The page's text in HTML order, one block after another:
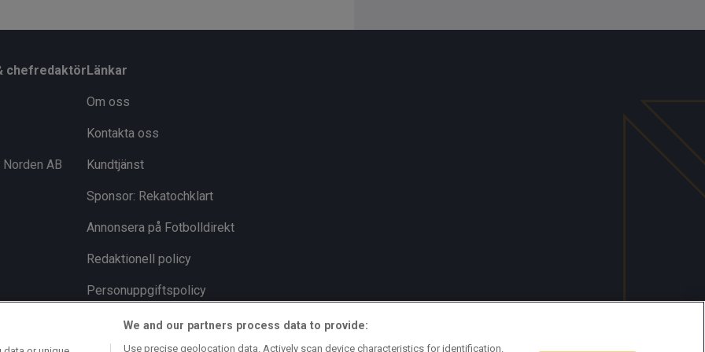
chefredaktör
AB
Länkar
Om oss
Kontakta oss
Kundtjänst
Sponsor: Rekatochklart
Annonsera på Fotbolldirekt
Redaktionell policy
Personuppgiftspolicy
Cookiepolicy
We and our partners process data to provide:
Use precise geolocation data. Actively scan device characteristics for identification.